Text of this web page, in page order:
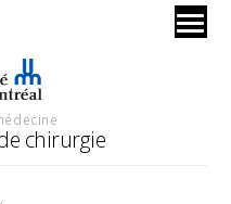
chirurgie